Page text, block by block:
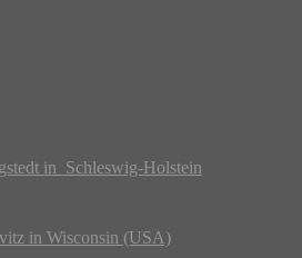
in Schleswig-Holstein
in Wisconsin (USA)